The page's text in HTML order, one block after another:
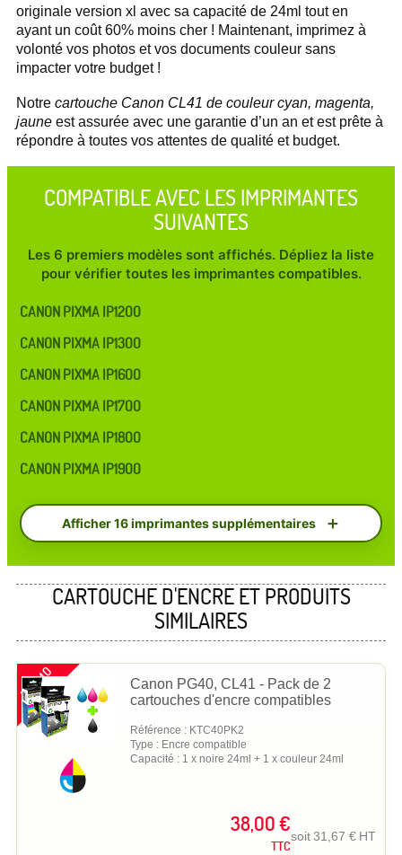
originale version xl avec sa capacité de 24ml tout en
ayant un coût 60% moins cher ! Maintenant, imprimez à
volonté vos photos et vos documents couleur sans
impacter votre budget !
Notre cartouche Canon CL41 de couleur cyan, magenta,
jaune est assurée avec une garantie d’un an et est prête à
répondre à toutes vos attentes de qualité et budget.
COMPATIBLE AVEC LES IMPRIMANTES
SUIVANTES
Les 6 premiers modèles sont affichés. Dépliez la liste
pour vérifier toutes les imprimantes compatibles.
CANON PIXMA IP1200
CANON PIXMA IP1300
CANON PIXMA IP1600
CANON PIXMA IP1700
CANON PIXMA IP1800
CANON PIXMA IP1900
Afficher 16 imprimantes supplémentaires
CARTOUCHE D'ENCRE ET PRODUITS
SIMILAIRES
PROMO
Canon PG40, CL41 - Pack de 2
cartouches d'encre compatibles
Référence : KTC40PK2
Type : Encre compatible
Capacité : 1 x noire 24ml + 1 x couleur 24ml
38,00 €
TTC
soit31,67 € HT